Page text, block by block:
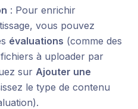
: Pour enrichir
vous pouvez
évaluations (comme des
à uploader par
sur Ajouter une
le type de contenu